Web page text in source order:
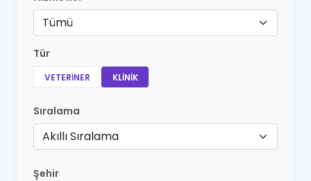
Tümü
Tür
VETERINER KLINIK
Sıralama
Akıllı Sıralama
Şehir